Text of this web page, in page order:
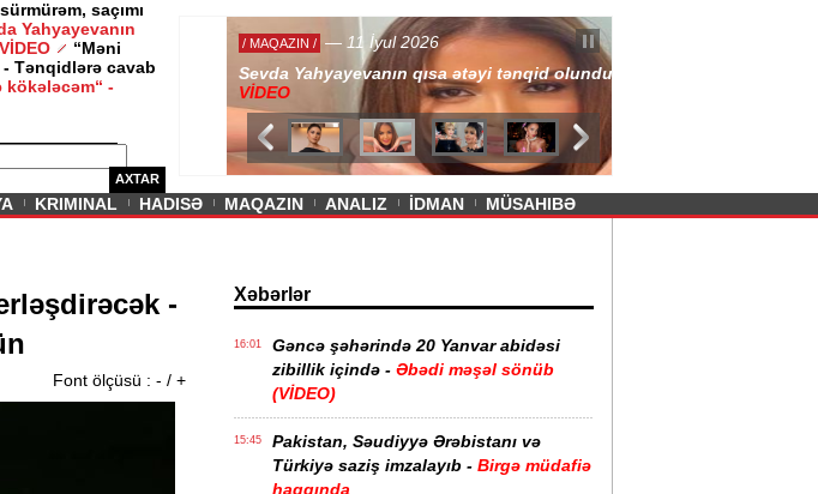
saçımı
Yahyayevanın
“Məni
Tənqidlərə cavab
kökələcəm“ -
AXTAR
/ MAQAZIN /
— 11 İyul 2026
Sevda Yahyayevanın qısa ətəyi tənqid olundu -
VİDEO
KRIMINAL HADISƏ MAQAZIN ANALIZ İDMAN MÜSAHIBƏ
-
Font ölçüsü : - / +
Xəbərlər
16:01
Gəncə şəhərində 20 Yanvar abidəsi
zibillik içində - Əbədi məşəl sönüb
(VİDEO)
15:45
Pakistan, Səudiyyə Ərəbistanı və
Türkiyə saziş imzalayıb - Birgə müdafiə
haqqında